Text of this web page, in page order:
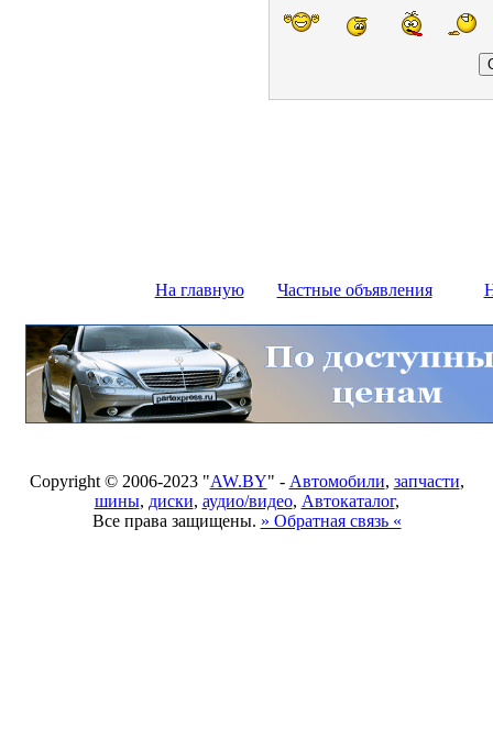
На главную Частные объявления
Copyright © 2006-2023 "AW.BY" - Автомобили, запчасти,
шины, диски, аудио/видео, Автокаталог,
Все права защищены. » Обратная связь «